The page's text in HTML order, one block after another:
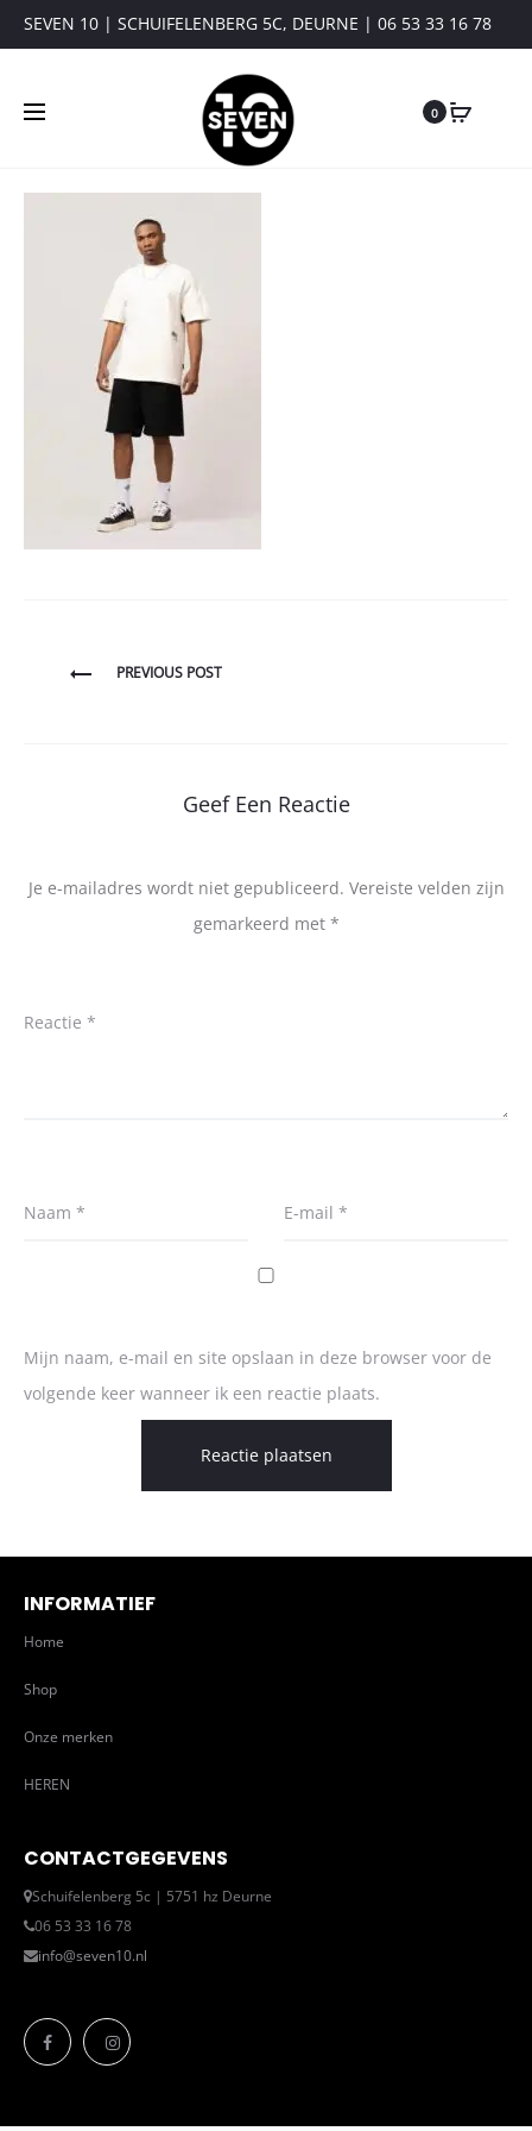
SEVEN 10 | SCHUIFELENBERG 5C, DEURNE | 06 53 33 16 78
0
BerichtPREVIOUS POST
Geef Een Reactie
Je e-mailadres wordt niet gepubliceerd. Vereiste velden zijn
gemarkeerd met *
Reactie *
Naam * E-mail *
Mijn naam, e-mail en site opslaan in deze browser voor de
volgende keer wanneer ik een reactie plaats.
INFORMATIEF
Home
Shop
Onze merken
HEREN
CONTACTGEGEVENS
Schuifelenberg 5c | 5751 hz Deurne
06 53 33 16 78
info@seven10.nl